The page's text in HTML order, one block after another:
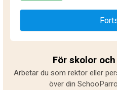
För skolor
Arbetar du som rektor eller
över din